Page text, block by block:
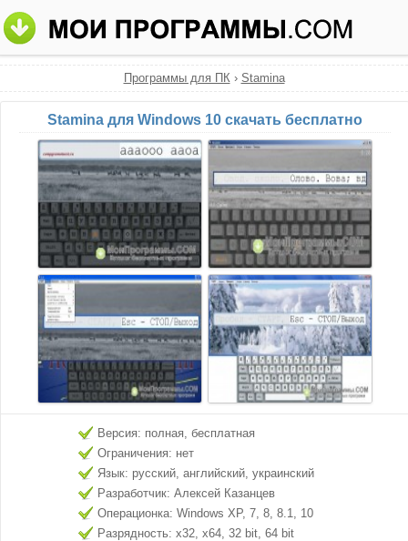
Программы для ПК› Stamina
Stamina для Windows 10 скачать бесплатно
Версия: полная, бесплатная
Ограничения: нет
Язык: русский, английский, украинский
Разработчик: Алексей Казанцев
Операционка: Windows XP, 7, 8, 8.1, 10
Разрядность: x32, x64, 32 bit, 64 bit